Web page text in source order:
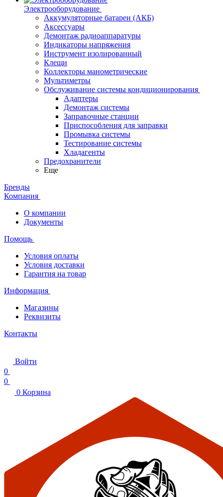
Электрооборудование
Аккумуляторные батареи (АКБ)
Аксессуары
Демонтаж радиоаппаратуры
Индикаторы напряжения
Инструмент изолированный
Клещи
Коллекторы манометрические
Мультиметры
Обслуживание системы кондиционирования
Адаптеры
Демонтаж системы
Заправочные станции
Приспособления для заправки
Промывка системы
Тестирование системы
Хладагенты
Предохранители
Еще
Бренды
Компания
О компании
Документы
Помощь
Условия оплаты
Условия доставки
Гарантия на товар
Информация
Магазины
Реквизиты
Контакты
Войти
0
0
0 Корзина